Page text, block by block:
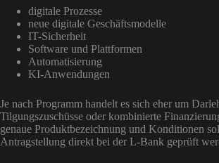
digitale Prozesse
neue digitale Geschäftsmodelle
IT-Sicherheit
Software und Plattformen
Automatisierung
KI-Anwendungen
Je nach Programm handelt es sich eher um
Tilgungszuschüsse oder kombinierte
genaue Produktbezeichnung und Konditionen
Antragstellung direkt bei der L-Bank geprüft